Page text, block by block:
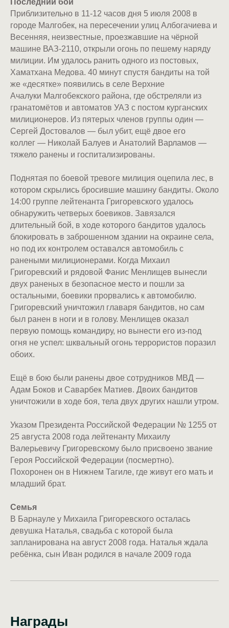
Последний бой
Приблизительно в 11-12 часов дня 5 июля 2008 в
городе Малгобек, на пересечении улиц Албогачиева и
Весенняя, неизвестные, проезжавшие на чёрной
машине ВАЗ-2110, открыли огонь по пешему наряду
милиции. Им удалось ранить одного из постовых,
Хаматхана Медова. 40 минут спустя бандиты на той
же «десятке» появились в селе Верхние
Ачалуки Малгобекского района, где обстреляли из
гранатомётов и автоматов УАЗ с постом курганских
милиционеров. Из пятерых членов группы один —
Сергей Достовалов — был убит, ещё двое его
коллег — Николай Балуев и Анатолий Варламов —
тяжело ранены и госпитализированы.
Поднятая по боевой тревоге милиция оцепила лес, в
котором скрылись бросившие машину бандиты. Около
14:00 группе лейтенанта Григоревского удалось
обнаружить четверых боевиков. Завязался
длительный бой, в ходе которого бандитов удалось
блокировать в заброшенном здании на окраине села,
но под их контролем оставался автомобиль с
ранеными милиционерами. Когда Михаил
Григоревский и рядовой Фанис Менлищев вынесли
двух раненых в безопасное место и пошли за
остальными, боевики прорвались к автомобилю.
Григоревский уничтожил главаря бандитов, но сам
был ранен в ноги и в голову. Менлищев оказал
первую помощь командиру, но вынести его из-под
огня не успел: шквальный огонь террористов поразил
обоих.
Ещё в бою были ранены двое сотрудников МВД —
Адам Боков и Саварбек Матиев. Двоих бандитов
уничтожили в ходе боя, тела двух других нашли утром.
Указом Президента Российской Федерации № 1255 от
25 августа 2008 года лейтенанту Михаилу
Валерьевичу Григоревскому было присвоено звание
Героя Российской Федерации (посмертно).
Похоронен он в Нижнем Тагиле, где живут его мать и
младший брат.
Семья
В Барнауле у Михаила Григоревского осталась
девушка Наталья, свадьба с которой была
запланирована на август 2008 года. Наталья ждала
ребёнка, сын Иван родился в начале 2009 года
Награды